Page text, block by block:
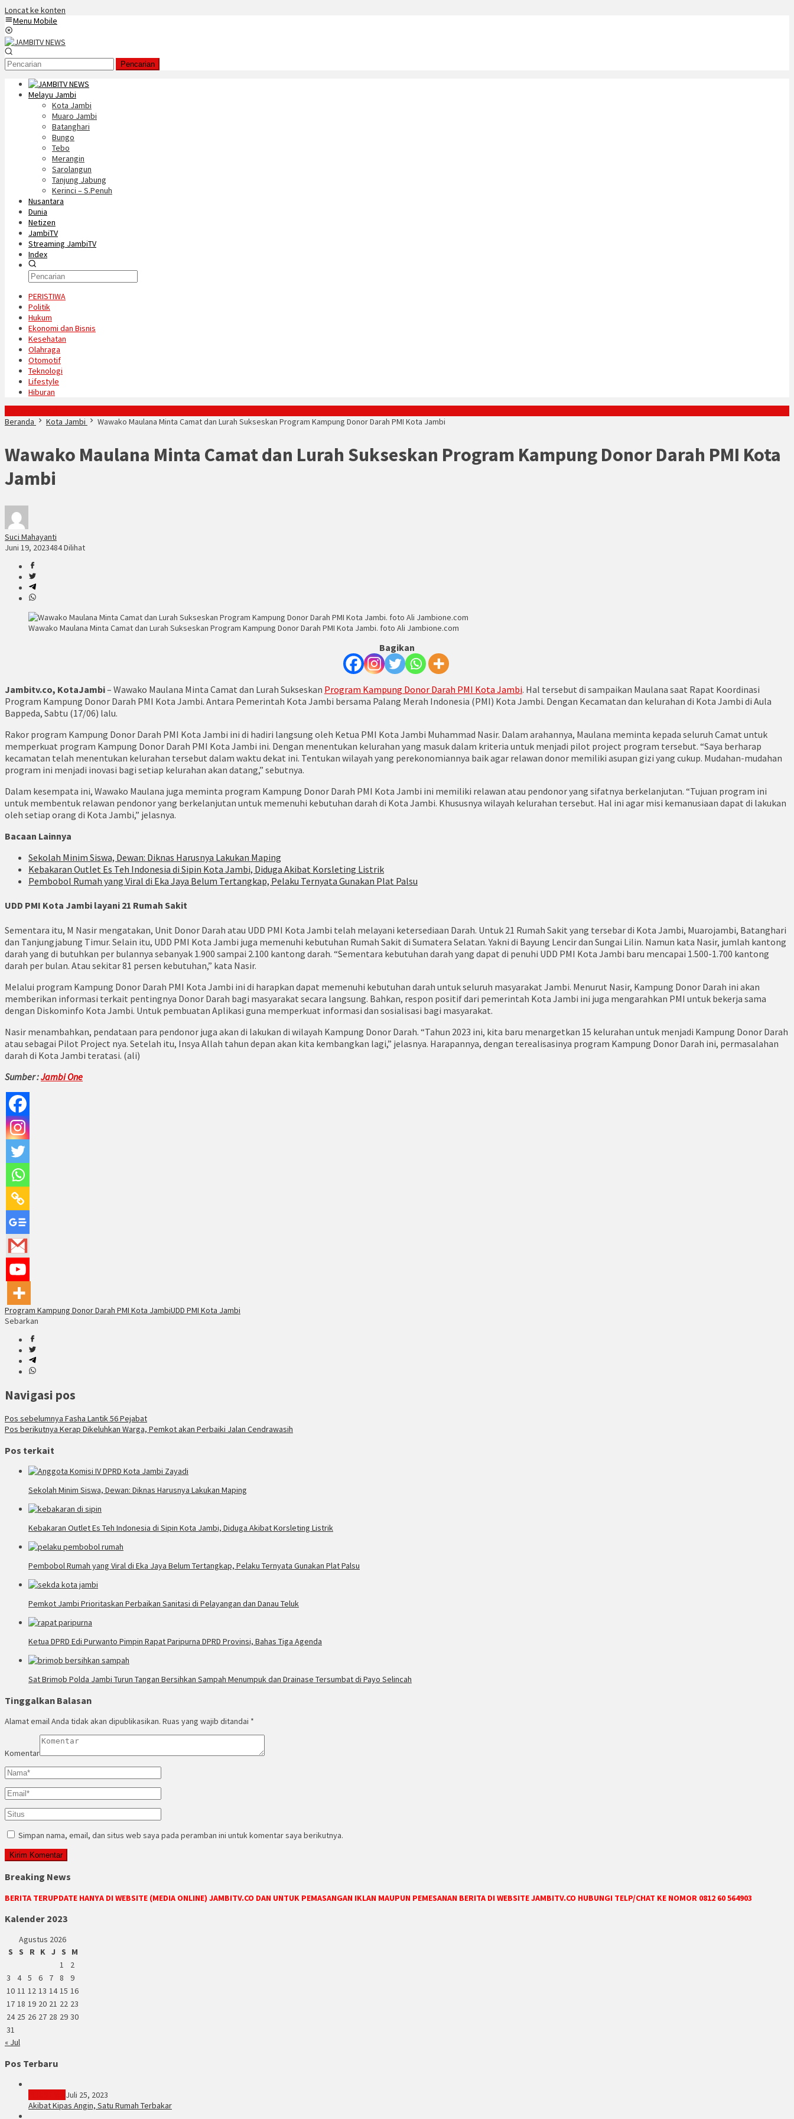
Loncat ke konten
Menu Mobile
Pencarian
Melayu Jambi
Kota Jambi
Muaro Jambi
Batanghari
Bungo
Tebo
Merangin
Sarolangun
Tanjung Jabung
Kerinci – S.Penuh
Nusantara
Dunia
Netizen
JambiTV
Streaming JambiTV
Index
PERISTIWA
Politik
Hukum
Ekonomi dan Bisnis
Kesehatan
Olahraga
Otomotif
Teknologi
Lifestyle
Hiburan
Beranda
Kota Jambi Wawako Maulana Minta Camat dan Lurah Sukseskan Program Kampung Donor Darah PMI Kota Jambi
Wawako Maulana Minta Camat dan Lurah Sukseskan Program Kampung Donor Darah PMI Kota
Jambi
Suci Mahayanti
Juni 19, 2023484 Dilihat
Wawako Maulana Minta Camat dan Lurah Sukseskan Program Kampung Donor Darah PMI Kota Jambi. foto Ali Jambione.com
Bagikan
Jambitv.co, KotaJambi– Wawako Maulana Minta Camat dan Lurah Sukseskan Program Kampung Donor Darah PMI Kota Jambi. Hal tersebut di sampaikan Maulana saat Rapat Koordinasi
Program Kampung Donor Darah PMI Kota Jambi. Antara Pemerintah Kota Jambi bersama Palang Merah Indonesia (PMI) Kota Jambi. Dengan Kecamatan dan kelurahan di Kota Jambi di Aula
Bappeda, Sabtu (17/06) lalu.
Rakor program Kampung Donor Darah PMI Kota Jambi ini di hadiri langsung oleh Ketua PMI Kota Jambi Muhammad Nasir. Dalam arahannya, Maulana meminta kepada seluruh Camat untuk
memperkuat program Kampung Donor Darah PMI Kota Jambi ini. Dengan menentukan kelurahan yang masuk dalam kriteria untuk menjadi pilot project program tersebut. “Saya berharap
kecamatan telah menentukan kelurahan tersebut dalam waktu dekat ini. Tentukan wilayah yang perekonomiannya baik agar relawan donor memiliki asupan gizi yang cukup. Mudahan-mudahan
program ini menjadi inovasi bagi setiap kelurahan akan datang,” sebutnya.
Dalam kesempata ini, Wawako Maulana juga meminta program Kampung Donor Darah PMI Kota Jambi ini memiliki relawan atau pendonor yang sifatnya berkelanjutan. “Tujuan program ini
untuk membentuk relawan pendonor yang berkelanjutan untuk memenuhi kebutuhan darah di Kota Jambi. Khususnya wilayah kelurahan tersebut. Hal ini agar misi kemanusiaan dapat di lakukan
oleh setiap orang di Kota Jambi,” jelasnya.
Bacaan Lainnya
Sekolah Minim Siswa, Dewan: Diknas Harusnya Lakukan Maping
Kebakaran Outlet Es Teh Indonesia di Sipin Kota Jambi, Diduga Akibat Korsleting Listrik
Pembobol Rumah yang Viral di Eka Jaya Belum Tertangkap, Pelaku Ternyata Gunakan Plat Palsu
UDD PMI Kota Jambi layani 21 Rumah Sakit
Sementara itu, M Nasir mengatakan, Unit Donor Darah atau UDD PMI Kota Jambi telah melayani ketersediaan Darah. Untuk 21 Rumah Sakit yang tersebar di Kota Jambi, Muarojambi, Batanghari
dan Tanjungjabung Timur. Selain itu, UDD PMI Kota Jambi juga memenuhi kebutuhan Rumah Sakit di Sumatera Selatan. Yakni di Bayung Lencir dan Sungai Lilin. Namun kata Nasir, jumlah kantong
darah yang di butuhkan per bulannya sebanyak 1.900 sampai 2.100 kantong darah. “Sementara kebutuhan darah yang dapat di penuhi UDD PMI Kota Jambi baru mencapai 1.500-1.700 kantong
darah per bulan. Atau sekitar 81 persen kebutuhan,” kata Nasir.
Melalui program Kampung Donor Darah PMI Kota Jambi ini di harapkan dapat memenuhi kebutuhan darah untuk seluruh masyarakat Jambi. Menurut Nasir, Kampung Donor Darah ini akan
memberikan informasi terkait pentingnya Donor Darah bagi masyarakat secara langsung. Bahkan, respon positif dari pemerintah Kota Jambi ini juga mengarahkan PMI untuk bekerja sama
dengan Diskominfo Kota Jambi. Untuk pembuatan Aplikasi guna memperkuat informasi dan sosialisasi bagi masyarakat.
Nasir menambahkan, pendataan para pendonor juga akan di lakukan di wilayah Kampung Donor Darah. “Tahun 2023 ini, kita baru menargetkan 15 kelurahan untuk menjadi Kampung Donor Darah
atau sebagai Pilot Project nya. Setelah itu, Insya Allah tahun depan akan kita kembangkan lagi,” jelasnya. Harapannya, dengan terealisasinya program Kampung Donor Darah ini, permasalahan
darah di Kota Jambi teratasi. (ali)
Sumber :Jambi One
Program Kampung Donor Darah PMI Kota JambiUDD PMI Kota Jambi
Sebarkan
Navigasi pos
Pos sebelumnya Fasha Lantik 56 Pejabat
Pos berikutnya Kerap Dikeluhkan Warga, Pemkot akan Perbaiki Jalan Cendrawasih
Pos terkait
Sekolah Minim Siswa, Dewan: Diknas Harusnya Lakukan Maping
Kebakaran Outlet Es Teh Indonesia di Sipin Kota Jambi, Diduga Akibat Korsleting Listrik
Pembobol Rumah yang Viral di Eka Jaya Belum Tertangkap, Pelaku Ternyata Gunakan Plat Palsu
Pemkot Jambi Prioritaskan Perbaikan Sanitasi di Pelayangan dan Danau Teluk
Ketua DPRD Edi Purwanto Pimpin Rapat Paripurna DPRD Provinsi, Bahas Tiga Agenda
Sat Brimob Polda Jambi Turun Tangan Bersihkan Sampah Menumpuk dan Drainase Tersumbat di Payo Selincah
Tinggalkan Balasan
Alamat email Anda tidak akan dipublikasikan. Ruas yang wajib ditandai *
Komentar
Simpan nama, email, dan situs web saya pada peramban ini untuk komentar saya berikutnya.
Breaking News
BERITA TERUPDATE HANYA DI WEBSITE (MEDIA ONLINE) JAMBITV.CO DAN UNTUK PEMASANGAN IKLAN MAUPUN PEMESANAN BERITA DI WEBSITE JAMBITV.CO HUBUNGI TELP/CHAT KE NOMOR 0812 60 564903
Kalender 2023
Agustus 2026
S
S R K J S
M
1
2
3
4 5 6 7 8
9
10 11 12 13 14 15 16
17 18 19 20 21 22 23
24 25 26 27 28 29 30
31
« Jul
Pos Terbaru
Juli 25, 2023
Akibat Kipas Angin, Satu Rumah Terbakar